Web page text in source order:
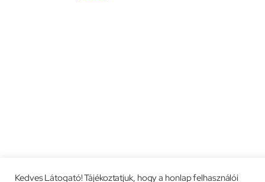
Kedves Látogató! Tájékoztatjuk, hogy a honlap felhasználói